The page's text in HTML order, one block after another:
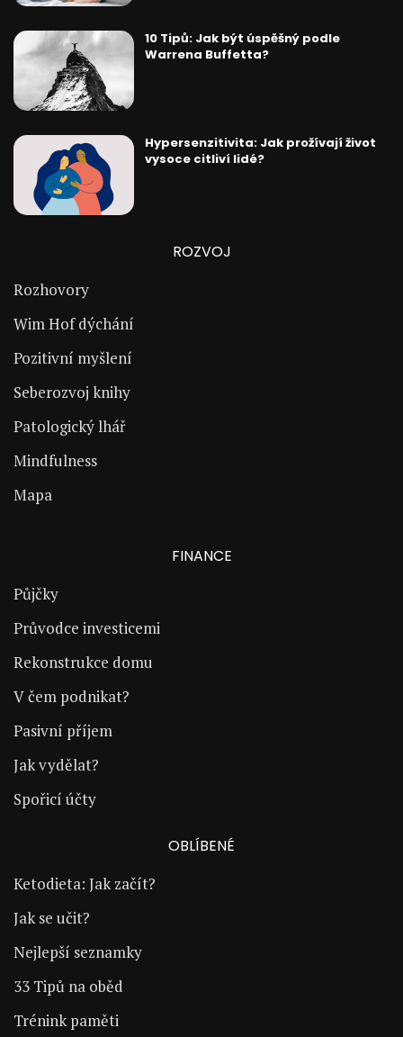
10 Tipů: Jak být úspěšný podle
Warrena Buffetta?
Hypersenzitivita: Jak prožívají život
vysoce citliví lidé?
ROZVOJ
Rozhovory
Wim Hof dýchání
Pozitivní myšlení
Seberozvoj knihy
Patologický lhář
Mindfulness
Mapa
FINANCE
Půjčky
Průvodce investicemi
Rekonstrukce domu
V čem podnikat?
Pasivní příjem
Jak vydělat?
Spořicí účty
OBLÍBENÉ
Ketodieta: Jak začít?
Jak se učit?
Nejlepší seznamky
33 Tipů na oběd
Trénink paměti